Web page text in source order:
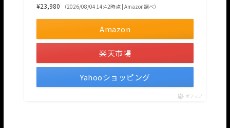
¥23,980
（2026/08/04 14:42時点 | Amazon調べ）
Amazon
楽天市場
Yahooショッピング
ポチップ